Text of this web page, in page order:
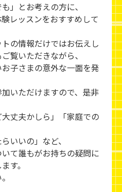
」とお考えの方に、
レッスンをおすすめして
の情報だけではお伝えし
覧いただきながら、
子さまの意外な一面を発
いただけますので、是非
丈夫かしら」「家庭での
いいの」など、
て誰もがお持ちの疑問に
す。